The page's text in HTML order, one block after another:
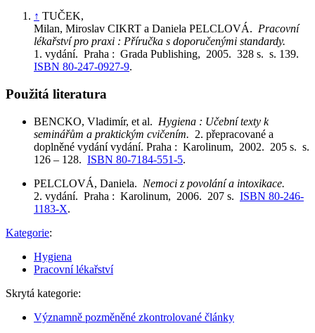
↑ TUČEK,
Milan, Miroslav CIKRT a Daniela PELCLOVÁ. Pracovní
lékařství pro praxi : Příručka s doporučenými standardy.
1. vydání. Praha : Grada Publishing, 2005. 328 s. s. 139.
ISBN 80-247-0927-9.
Použitá literatura
BENCKO, Vladimír, et al. Hygiena : Učební texty k
seminářům a praktickým cvičením. 2. přepracované a
doplněné vydání vydání. Praha : Karolinum, 2002. 205 s. s.
126 – 128. ISBN 80-7184-551-5.
PELCLOVÁ, Daniela. Nemoci z povolání a intoxikace.
2. vydání. Praha : Karolinum, 2006. 207 s. ISBN 80-246-
1183-X.
Kategorie:
Hygiena
Pracovní lékařství
Skrytá kategorie:
Významně pozměněné zkontrolované články